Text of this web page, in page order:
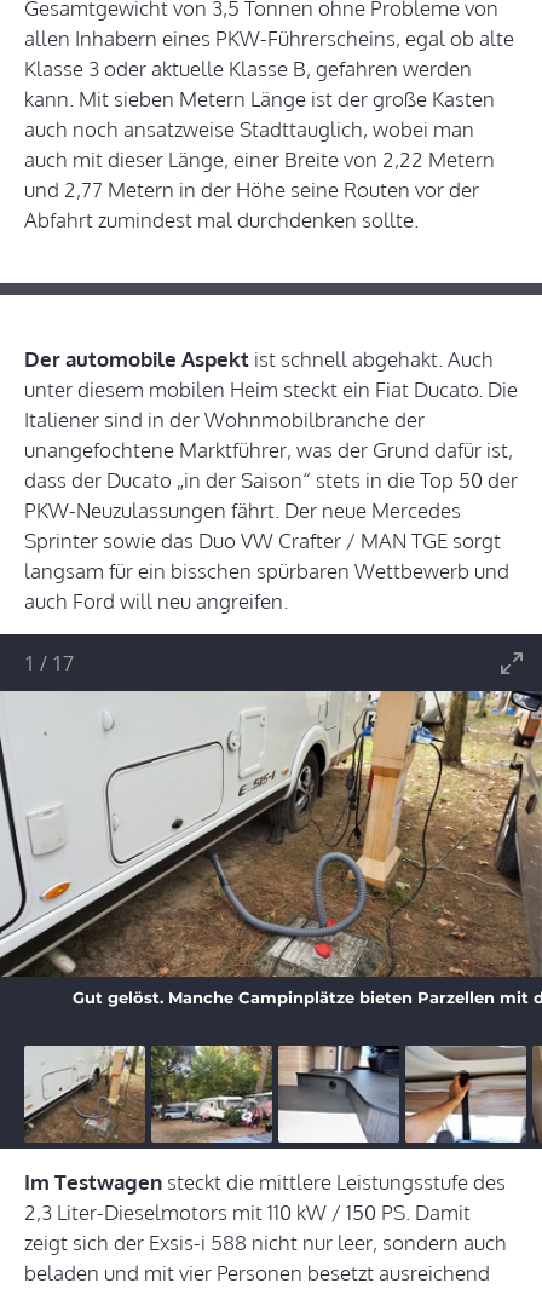
Gesamtgewicht von 3,5 Tonnen ohne Probleme von
allen Inhabern eines PKW-Führerscheins, egal ob alte
Klasse 3 oder aktuelle Klasse B, gefahren werden
kann. Mit sieben Metern Länge ist der große Kasten
auch noch ansatzweise Stadttauglich, wobei man
auch mit dieser Länge, einer Breite von 2,22 Metern
und 2,77 Metern in der Höhe seine Routen vor der
Abfahrt zumindest mal durchdenken sollte.
Der automobile Aspekt ist schnell abgehakt. Auch
unter diesem mobilen Heim steckt ein Fiat Ducato. Die
Italiener sind in der Wohnmobilbranche der
unangefochtene Marktführer, was der Grund dafür ist,
dass der Ducato „in der Saison“ stets in die Top 50 der
PKW-Neuzulassungen fährt. Der neue Mercedes
Sprinter sowie das Duo VW Crafter / MAN TGE sorgt
langsam für ein bisschen spürbaren Wettbewerb und
auch Ford will neu angreifen.
Gut gelöst. Manche Campinplätze bieten Parzellen mit
1 / 17
Im Testwagen steckt die mittlere Leistungsstufe des
2,3 Liter-Dieselmotors mit 110 kW / 150 PS. Damit
zeigt sich der Exsis-i 588 nicht nur leer, sondern auch
beladen und mit vier Personen besetzt ausreichend